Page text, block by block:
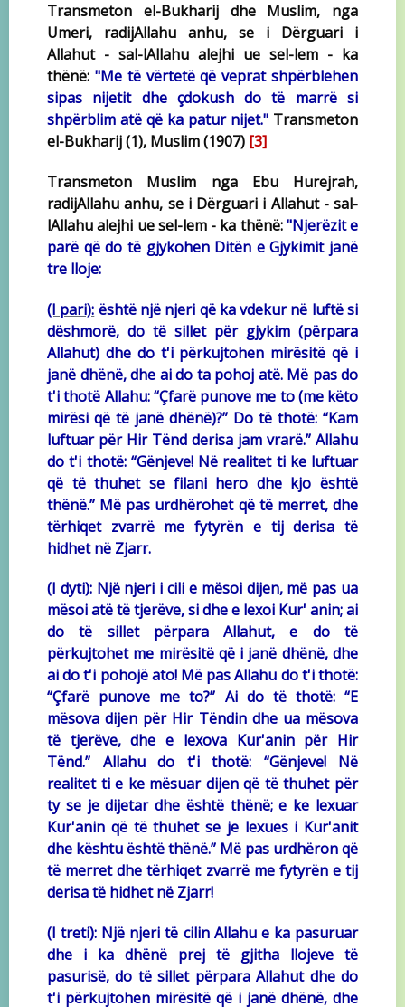
Transmeton el-Bukharij dhe Muslim, nga
Umeri, radijAllahu anhu, se i Dërguari i
Allahut - sal-lAllahu alejhi ue sel-lem - ka
thënë: "Me të vërtetë që veprat shpërblehen
sipas nijetit dhe çdokush do të marrë si
shpërblim atë që ka patur nijet." Transmeton
el-Bukharij (1), Muslim (1907) [3]
Transmeton Muslim nga Ebu Hurejrah,
radijAllahu anhu, se i Dërguari i Allahut - sal-
lAllahu alejhi ue sel-lem - ka thënë:"Njerëzit e
parë që do të gjykohen Ditën e Gjykimit janë
tre lloje:
(I pari): është një njeri që ka vdekur në luftë si
dëshmorë, do të sillet për gjykim (përpara
Allahut) dhe do t'i përkujtohen mirësitë që i
janë dhënë, dhe ai do ta pohoj atë. Më pas do
t'i thotë Allahu: “Çfarë punove me to (me këto
mirësi që të janë dhënë)?” Do të thotë: “Kam
luftuar për Hir Tënd derisa jam vrarë.” Allahu
do t'i thotë: “Gënjeve! Në realitet ti ke luftuar
që të thuhet se filani hero dhe kjo është
thënë.” Më pas urdhërohet që të merret, dhe
tërhiqet zvarrë me fytyrën e tij derisa të
hidhet në Zjarr.
(I dyti): Një njeri i cili e mësoi dijen, më pas ua
mësoi atë të tjerëve, si dhe e lexoi Kur' anin; ai
do të sillet përpara Allahut, e do të
përkujtohet me mirësitë që i janë dhënë, dhe
ai do t'i pohojë ato! Më pas Allahu do t'i thotë:
“Çfarë punove me to?” Ai do të thotë: “E
mësova dijen për Hir Tëndin dhe ua mësova
të tjerëve, dhe e lexova Kur'anin për Hir
Tënd.” Allahu do t'i thotë: “Gënjeve! Në
realitet ti e ke mësuar dijen që të thuhet për
ty se je dijetar dhe është thënë; e ke lexuar
Kur'anin që të thuhet se je lexues i Kur'anit
dhe kështu është thënë.” Më pas urdhëron që
të merret dhe tërhiqet zvarrë me fytyrën e tij
derisa të hidhet në Zjarr!
(I treti): Një njeri të cilin Allahu e ka pasuruar
dhe i ka dhënë prej të gjitha llojeve të
pasurisë, do të sillet përpara Allahut dhe do
t'i përkujtohen mirësitë që i janë dhënë, dhe